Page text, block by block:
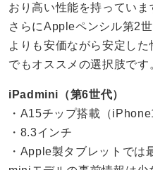
おり高い性能を持っていま
さらにAppleペンシル第2
よりも安価ながら安定し
でもオススメの選択肢です
iPadmini（第6世代）
・A15チップ搭載（
・8.3インチ
・Apple製タブレットでは